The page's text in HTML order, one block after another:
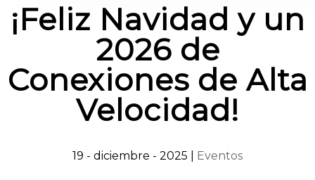
¡Feliz Navidad y un
2026 de
Conexiones de Alta
Velocidad!
19 - diciembre - 2025 Eventos